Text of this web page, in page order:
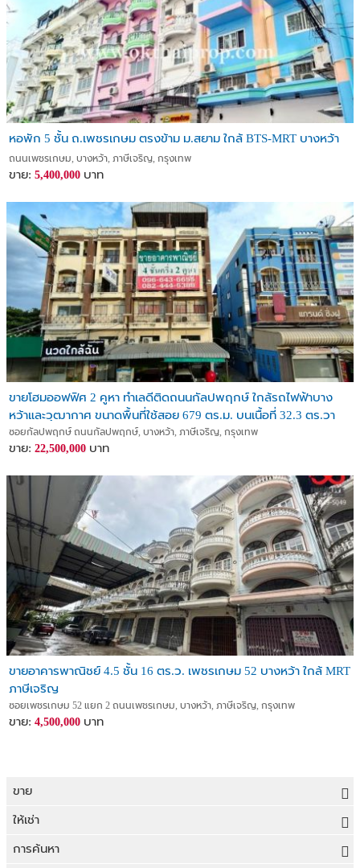
หอพัก 5 ชั้น ถ.เพชรเกษม ตรงข้าม ม.สยาม ใกล้ BTS-MRT บางหว้า
ถนนเพชรเกษม, บางหว้า, ภาษีเจริญ, กรุงเทพ
ขาย: 5,400,000 บาท
ขายโฮมออฟฟิศ 2 คูหา ทำเลดีติดถนนกัลปพฤกษ์ ใกล้รถไฟฟ้าบาง
หว้าและวุฒากาศ ขนาดพื้นที่ใช้สอย 679 ตร.ม. บนเนื้อที่ 32.3 ตร.วา
ซอยกัลปพฤกษ์ ถนนกัลปพฤกษ์, บางหว้า, ภาษีเจริญ, กรุงเทพ
ขาย: 22,500,000 บาท
ขายอาคารพาณิชย์ 4.5 ชั้น 16 ตร.ว. เพชรเกษม 52 บางหว้า ใกล้ MRT
ภาษีเจริญ
ซอยเพชรเกษม 52 แยก 2 ถนนเพชรเกษม, บางหว้า, ภาษีเจริญ, กรุงเทพ
ขาย: 4,500,000 บาท
ขาย
ขายที่ดิน
ขายบ้าน
ให้เช่า
ให้เช่าที่ดิน
การค้นหา